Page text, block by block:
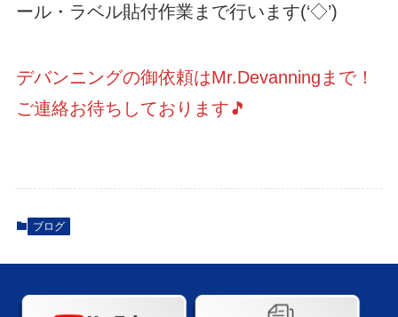
ール・ラベル貼付作業まで行います(‘◇’)ゞ
デバンニングの御依頼はMr.Devanningまで！
ご連絡お待ちしております🎵
ブログ